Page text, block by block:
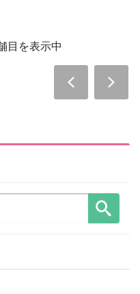
目を表示中